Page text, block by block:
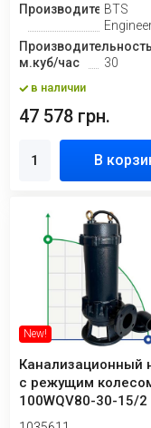
ПроизводительBTS
м.куб/час
30
в наличии
47 578 грн.
В
New!
Канализационный
с режущим
100WQV80-30-15/2
откачки паводков...